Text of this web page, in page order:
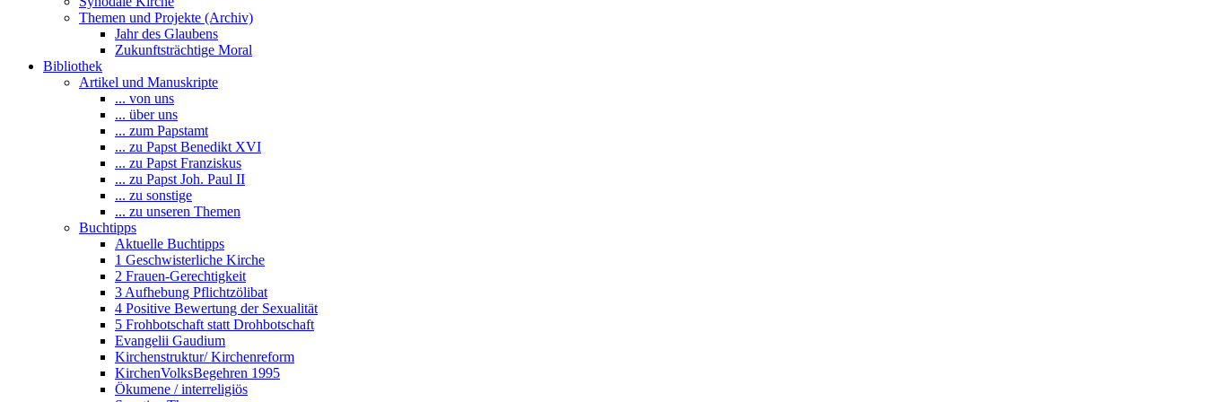
Themen und Projekte (Archiv)
Jahr des Glaubens
Zukunftsträchtige Moral
Bibliothek
Artikel und Manuskripte
... von uns
... über uns
... zum Papstamt
... zu Papst Benedikt XVI
... zu Papst Franziskus
... zu Papst Joh. Paul II
... zu sonstige
... zu unseren Themen
Buchtipps
Aktuelle Buchtipps
1 Geschwisterliche Kirche
2 Frauen-Gerechtigkeit
3 Aufhebung Pflichtzölibat
4 Positive Bewertung der Sexualität
5 Frohbotschaft statt Drohbotschaft
Evangelii Gaudium
Kirchenstruktur/ Kirchenreform
KirchenVolksBegehren 1995
Ökumene / interreligiös